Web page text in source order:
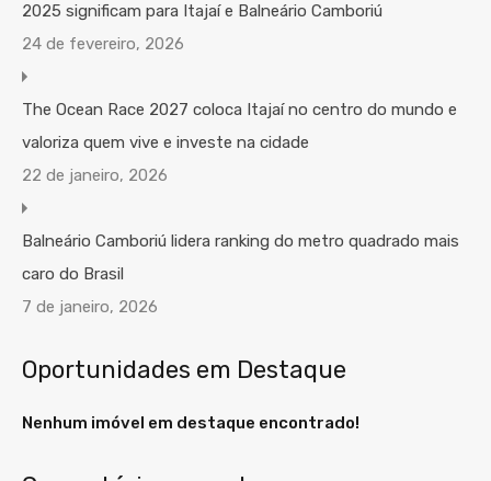
2025 significam para Itajaí e Balneário Camboriú
24 de fevereiro, 2026
The Ocean Race 2027 coloca Itajaí no centro do mundo e
valoriza quem vive e investe na cidade
22 de janeiro, 2026
Balneário Camboriú lidera ranking do metro quadrado mais
caro do Brasil
7 de janeiro, 2026
Oportunidades em Destaque
Nenhum imóvel em destaque encontrado!